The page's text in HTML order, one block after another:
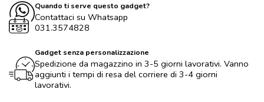
Quando ti serve questo gadget?
Contattaci su Whatsapp
031.3574828
Gadget senza personalizzazione
Spedizione da magazzino in 3-5 giorni lavorativi. Vanno
aggiunti i tempi di resa del corriere di 3-4 giorni
lavorativi.